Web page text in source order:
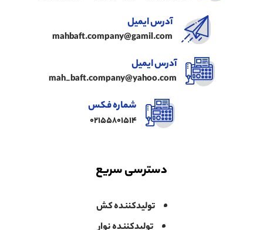
آدرس ایمیل
mahbaft.company@gamil.com
آدرس ایمیل
mah_baft.company@yahoo.com
شماره فکس
02155801514
دسترسی سریع
تولیدکننده کش